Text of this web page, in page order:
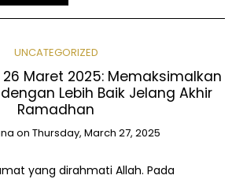
UNCATEGORIZED
Maret 2025: Memaksimalkan
Lebih Baik Jelang Akhir
Ramadhan
on Thursday, March 27, 2025
yang dirahmati Allah. Pada